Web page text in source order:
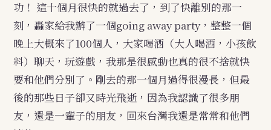
功！ 這十個月很快的就過去了，到了快離別的那一
刻，轟家給我辦了一個going away party，整整一個
晚上大概來了100個人，大家喝酒（大人喝酒，小孩飲
料）聊天，玩遊戲，我那是很感動也真的很不捨就快
要和他們分別了。剛去的那一個月過得很漫長，但最
後的那些日子卻又時光飛逝，因為我認識了很多朋
友，還是一輩子的朋友，回來台灣我還是常常和他們